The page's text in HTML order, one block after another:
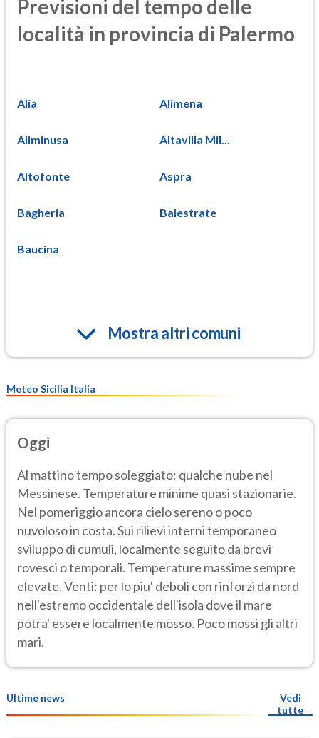
Previsioni del tempo delle
località in provincia di Palermo
Alia Alimena
Aliminusa Altavilla Mil...
Altofonte Aspra
Bagheria Balestrate
Baucina
Mostra altri comuni
Meteo Sicilia Italia
Oggi
Al mattino tempo soleggiato; qualche nube nel
Messinese. Temperature minime quasi stazionarie.
Nel pomeriggio ancora cielo sereno o poco
nuvoloso in costa. Sui rilievi interni temporaneo
sviluppo di cumuli, localmente seguito da brevi
rovesci o temporali. Temperature massime sempre
elevate. Venti: per lo piu' deboli con rinforzi da nord
nell'estremo occidentale dell'isola dove il mare
potra' essere localmente mosso. Poco mossi gli altri
mari.
Ultime news
Vedi
tutte